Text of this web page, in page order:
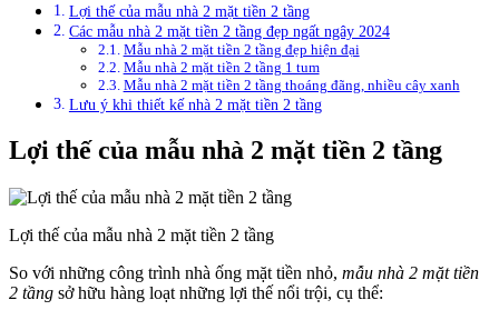
Lợi thế của mẫu nhà 2 mặt tiền 2 tầng
Các mẫu nhà 2 mặt tiền 2 tầng đẹp ngất ngây 2024
Mẫu nhà 2 mặt tiền 2 tầng đẹp hiện đại
Mẫu nhà 2 mặt tiền 2 tầng 1 tum
Mẫu nhà 2 mặt tiền 2 tầng thoáng đãng, nhiều cây xanh
Lưu ý khi thiết kế nhà 2 mặt tiền 2 tầng
Lợi thế của mẫu nhà 2 mặt tiền 2 tầng
Lợi thế của mẫu nhà 2 mặt tiền 2 tầng
So với những công trình nhà ống mặt tiền nhỏ, mẫu nhà 2 mặt tiền
2 tầng sở hữu hàng loạt những lợi thế nổi trội, cụ thể: